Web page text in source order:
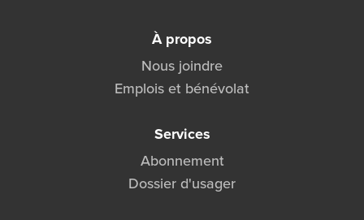
À propos
Nous joindre
Emplois et bénévolat
Services
Abonnement
Dossier d'usager